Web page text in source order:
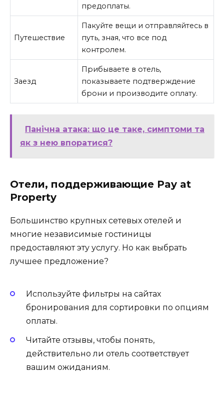
предоплаты.
Путешествие
Пакуйте вещи и отправляйтесь в
путь, зная, что все под
контролем.
Заезд
Прибываете в отель,
показываете подтверждение
брони и производите оплату.
Панічна атака: що це таке, симптоми та
як з нею впоратися?
Отели, поддерживающие Pay at
Property
Большинство крупных сетевых отелей и
многие независимые гостиницы
предоставляют эту услугу. Но как выбрать
лучшее предложение?
Используйте фильтры на сайтах
бронирования для сортировки по опциям
оплаты.
Читайте отзывы, чтобы понять,
действительно ли отель соответствует
вашим ожиданиям.